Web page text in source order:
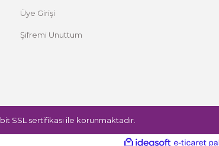
Üye Girişi
Şifremi Unuttum
SSL sertifikası ile korunmaktadır.
ideasoft